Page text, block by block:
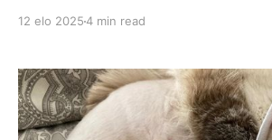
Radion P3 Nyheter
Dokumentissa nämä henkilöt
Evidensian keskittyminen voittojen
12 elo 20254 min read